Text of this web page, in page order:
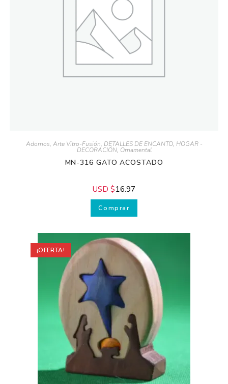
Adornos,Arte Vitro-Fusión,DETALLES DE ENCANTO,HOGAR -
DECORACIÓN,Ornamental
MN-316 GATO ACOSTADO
USD $16.97
Comprar
¡OFERTA!